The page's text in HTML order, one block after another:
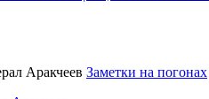
Заметки на погонах